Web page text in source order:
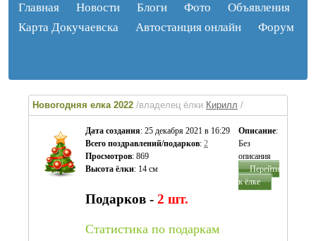
Главная Новости Блоги Фото
Объявления
Карта Докучаевска
Автостанция онлайн Форум
Новогодняя елка 2022 /владелец ёлки Кирилл /
Дата создания: 25 декабря 2021 в 16:29
Всего поздравлений/подарков: 2
Просмотров: 869
Высота ёлки: 14 см
Описание:
Без
описания
Перейти
к ёлке
Подарков - 2 шт.
Cтатистика по подаркам